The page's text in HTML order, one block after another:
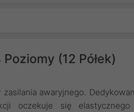
(12 Półek)
awaryjnego.
oczekuje się